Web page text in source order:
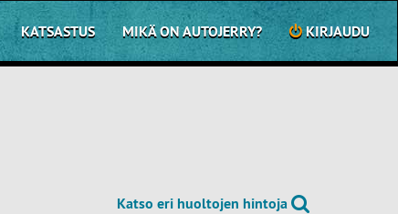
KATSASTUS MIKÄ ON AUTOJERRY? KIRJAUDU
Katso eri huoltojen hintoja